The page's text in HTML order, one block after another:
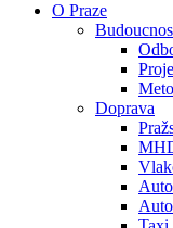
O Praze
Doprava